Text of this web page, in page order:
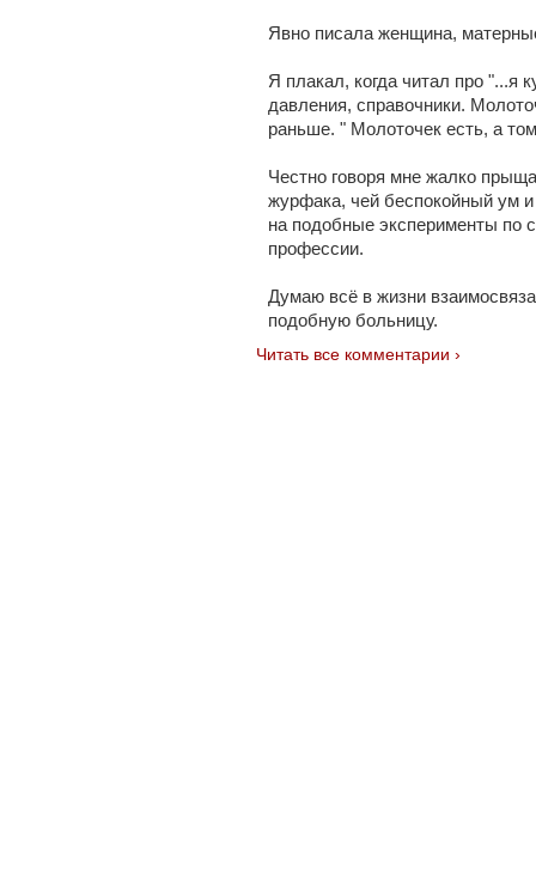
Явно писала женщина,
Я плакал, когда читал про "...я
давления, справочники.
раньше. " Молоточек есть, а
Честно говоря мне жалко
журфака, чей беспокойный ум
на подобные эксперименты по
профессии.
Думаю всё в жизни
подобную больницу.
Читать все комментарии ›